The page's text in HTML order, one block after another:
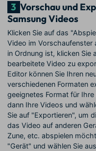
3 Vorschau und
Samsung Videos
Klicken Sie auf das
Video im Vorschaufenster
in Ordnung ist, klicken Sie
bearbeitete Video zu
Editor können Sie Ihren
verschiedenen Formaten
geeignetes Format für
dann Ihre Videos und
Sie auf "Exportieren", um
das Video auf anderen
Zune, etc. abspielen
"Gerät" und wählen Sie